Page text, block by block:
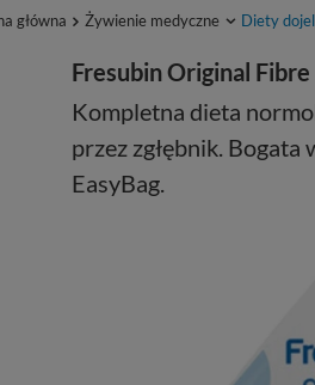
główna Żywienie medyczne Diety
Fresubin Original
Kompletna dieta
przez zgłębnik. Bogata
EasyBag.